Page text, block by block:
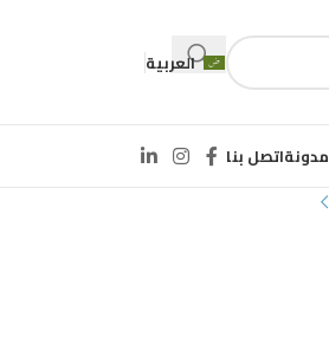
العربية
مدونةاتصل بنا